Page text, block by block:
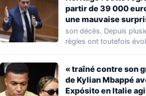
partir de 39 000
une mauvaise
nombreuses
son décès. Depuis
règles ont toutefois
« traîné contre son
de Kylian Mbappé
Expósito en Italie